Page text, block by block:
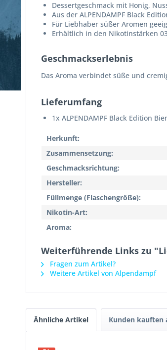
Dessertgeschmack mit Honig,
Aus der ALPENDAMPF Black
Für Liebhaber süßer Aromen
Erhältlich in den Nikotinstärken
Geschmackserlebnis
Das Aroma verbindet süße und
Lieferumfang
1x ALPENDAMPF Black Edition
Herkunft:
Zusammensetzung:
Geschmacksrichtung:
Hersteller:
Füllmenge (Flaschengröße):
Nikotin-Art:
Aroma:
Weiterführende Links zu
Fragen zum Artikel?
Weitere Artikel von Alpendampf
Ähnliche Artikel Kunden kauften